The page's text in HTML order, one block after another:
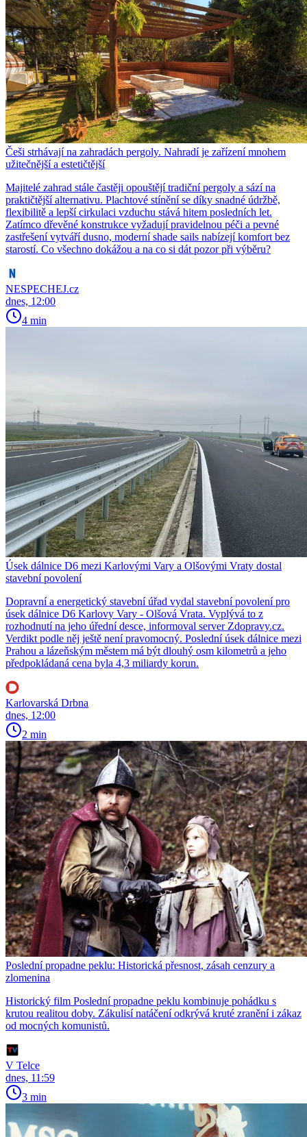
Češi strhávají na zahradách pergoly. Nahradí je zařízení mnohem
užitečnější a estetičtější
Majitelé zahrad stále častěji opouštějí tradiční pergoly a sází na
praktičtější alternativu. Plachtové stínění se díky snadné údržbě,
flexibilitě a lepší cirkulaci vzduchu stává hitem posledních let.
Zatímco dřevěné konstrukce vyžadují pravidelnou péči a pevné
zastřešení vytváří dusno, moderní shade sails nabízejí komfort bez
starostí. Co všechno dokážou a na co si dát pozor při výběru?
NESPECHEJ.cz
dnes, 12:00
4 min
Úsek dálnice D6 mezi Karlovými Vary a Olšovými Vraty dostal
stavební povolení
Dopravní a energetický stavební úřad vydal stavební povolení pro
úsek dálnice D6 Karlovy Vary - Olšová Vrata. Vyplývá to z
rozhodnutí na jeho úřední desce, informoval server Zdopravy.cz.
Verdikt podle něj ještě není pravomocný. Poslední úsek dálnice mezi
Prahou a lázeňským městem má být dlouhý osm kilometrů a jeho
předpokládaná cena byla 4,3 miliardy korun.
Karlovarská Drbna
dnes, 12:00
2 min
Poslední propadne peklu: Historická přesnost, zásah cenzury a
zlomenina
Historický film Poslední propadne peklu kombinuje pohádku s
krutou realitou doby. Zákulisí natáčení odkrývá kruté zranění i zákaz
od mocných komunistů.
V Telce
dnes, 11:59
3 min